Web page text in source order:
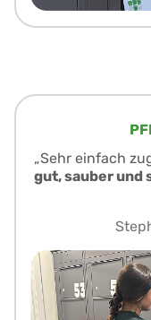
„Sehr einfach
gut, sauber und